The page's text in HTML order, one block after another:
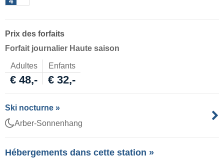
Prix des forfaits
Forfait journalier Haute saison
Adultes Enfants
€ 48,- € 32,-
Ski nocturne »
Arber-Sonnenhang
Hébergements dans cette station »